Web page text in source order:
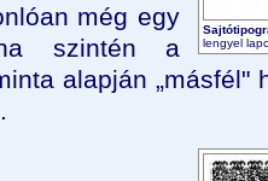
lengyel
még egy
szintén a
alapján „másfél"